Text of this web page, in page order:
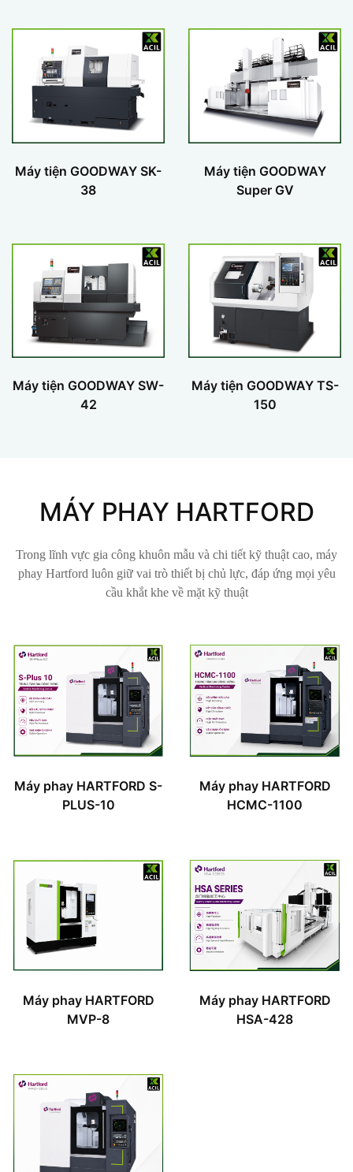
Máy tiện GOODWAY SK-
38
Máy tiện GOODWAY
Super GV
Máy tiện GOODWAY SW-
42
Máy tiện GOODWAY TS-
150
MÁY PHAY HARTFORD
Trong lĩnh vực gia công khuôn mẫu và chi tiết kỹ thuật cao, máy
phay Hartford luôn giữ vai trò thiết bị chủ lực, đáp ứng mọi yêu
cầu khắt khe về mặt kỹ thuật
Máy phay HARTFORD S-
PLUS-10
Máy phay HARTFORD
HCMC-1100
Máy phay HARTFORD
MVP-8
Máy phay HARTFORD
HSA-428